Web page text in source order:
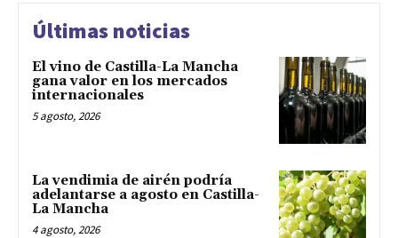
Últimas noticias
El vino de Castilla-La Mancha
gana valor en los mercados
internacionales
5 agosto, 2026
La vendimia de airén podría
adelantarse a agosto en Castilla-
La Mancha
4 agosto, 2026